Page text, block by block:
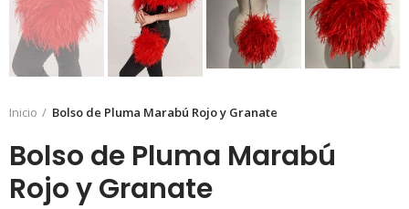
Inicio Bolso de Pluma Marabú Rojo y Granate
Bolso de Pluma Marabú
Rojo y Granate